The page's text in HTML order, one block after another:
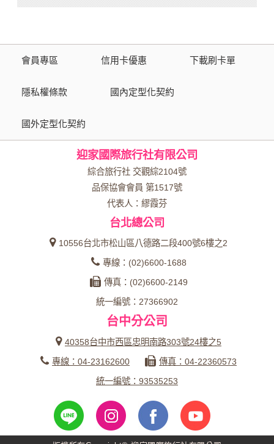
會員專區 信用卡優惠 下載刷卡單
隱私權條款 國內定型化契約
國外定型化契約
迎家國際旅行社有限公司
綜合旅行社 交觀綜2104號
品保協會會員 第1517號
代表人：繆霞芬
台北總公司
10556台北市松山區八德路二段400號6樓之2
專線：(02)6600-1688
傳真：(02)6600-2149
統一編號：27366902
台中分公司
40358台中市西區忠明南路303號24樓之5
專線：04-23162600
傳真：04-22360573
統一編號：93535253